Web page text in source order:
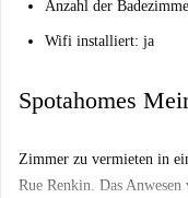
Anzahl der
Wifi installiert: ja
Spotahomes
Zimmer zu vermieten in
Rue Renkin. Das